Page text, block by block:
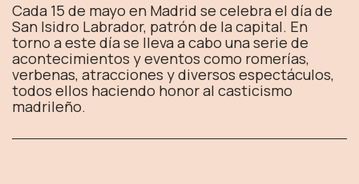
Cada 15 de mayo en Madrid se celebra el día de
San Isidro Labrador, patrón de la capital. En
torno a este día se lleva a cabo una serie de
acontecimientos y eventos como romerías,
verbenas, atracciones y diversos espectáculos,
todos ellos haciendo honor al casticismo
madrileño.